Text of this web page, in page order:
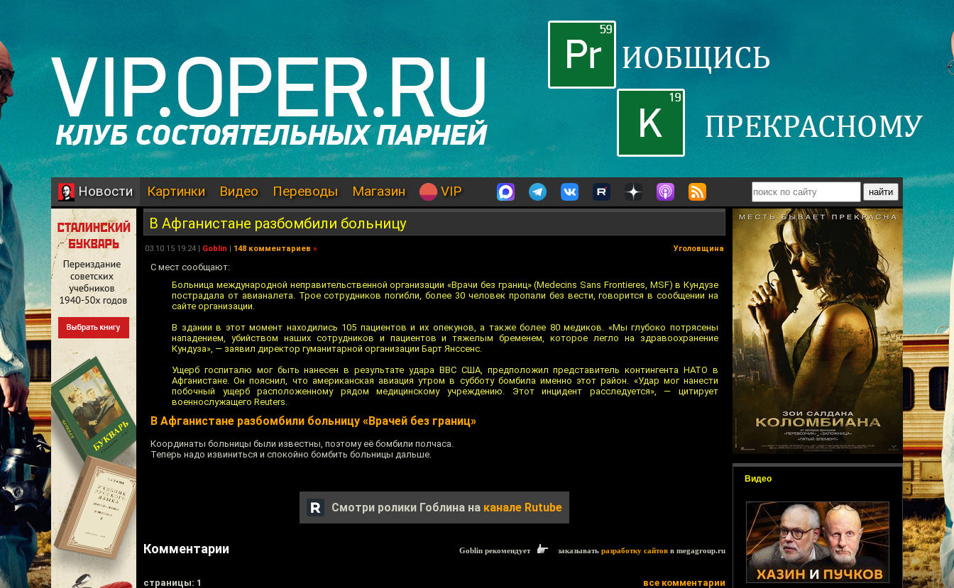
Новости Картинки Видео Переводы Магазин VIP
Видео
В Афганистане разбомбили больницу
03.10.15 19:24 | Goblin | 148 комментариев » Уголовщина
С мест сообщают:
Больница международной неправительственной организации «Врачи без границ» (Medecins Sans Frontieres, MSF) в Кундузе
пострадала от авианалета. Трое сотрудников погибли, более 30 человек пропали без вести, говорится в сообщении на
сайте организации.
В здании в этот момент находились 105 пациентов и их опекунов, а также более 80 медиков. «Мы глубоко потрясены
нападением, убийством наших сотрудников и пациентов и тяжелым бременем, которое легло на здравоохранение
Кундуза», — заявил директор гуманитарной организации Барт Янссенс.
Ущерб госпиталю мог быть нанесен в результате удара ВВС США, предположил представитель контингента НАТО в
Афганистане. Он пояснил, что американская авиация утром в субботу бомбила именно этот район. «Удар мог нанести
побочный ущерб расположенному рядом медицинскому учреждению. Этот инцидент расследуется», — цитирует
военнослужащего Reuters.
В Афганистане разбомбили больницу «Врачей без границ»
Координаты больницы были известны, поэтому её бомбили полчаса.
Теперь надо извиниться и спокойно бомбить больницы дальше.
Смотри ролики Гоблина на канале Rutube
Комментарии Goblin рекомендует заказывать разработку сайтов в megagroup.ru
cтраницы: 1 все комментарии